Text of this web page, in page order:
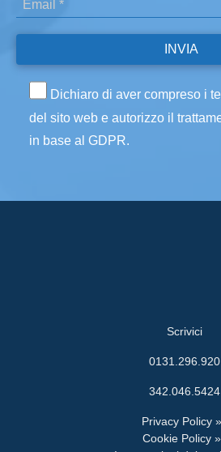
Dichiaro di aver compreso i
del sito web e autorizzo il
in base al GDPR.
Scrivici
0131.296.920
342.046.5424
Privacy Policy »
Cookie Policy »